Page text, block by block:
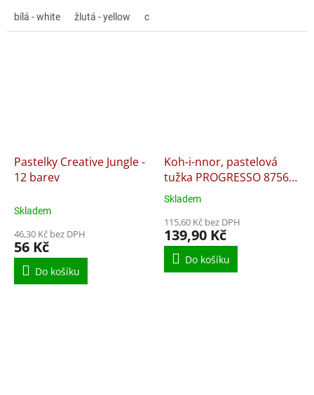
bílá - white žlutá - yellow citrónově žlutá - lemon yellow
Pastelky Creative Jungle -
12 barev
Skladem
46,30 Kč bez DPH
56 Kč
Do košíku
Koh-i-nnor, pastelová
tužka PROGRESSO 8756
12 ks sada
Průměrné
produktu
je
5,0
Skladem
115,60 Kč bez DPH
139,90 Kč
Do košíku